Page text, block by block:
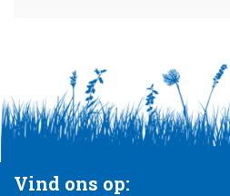
Vind ons op: